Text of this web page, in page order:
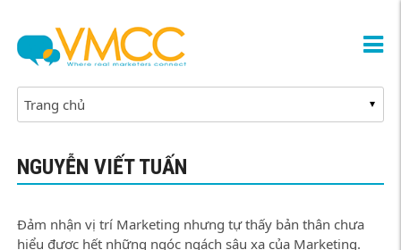
NGUYỄN VIẾT TUẤN
Đảm nhận vị trí Marketing nhưng tự thấy bản thân chưa
hiểu được hết những ngóc ngách sâu xa của Marketing.